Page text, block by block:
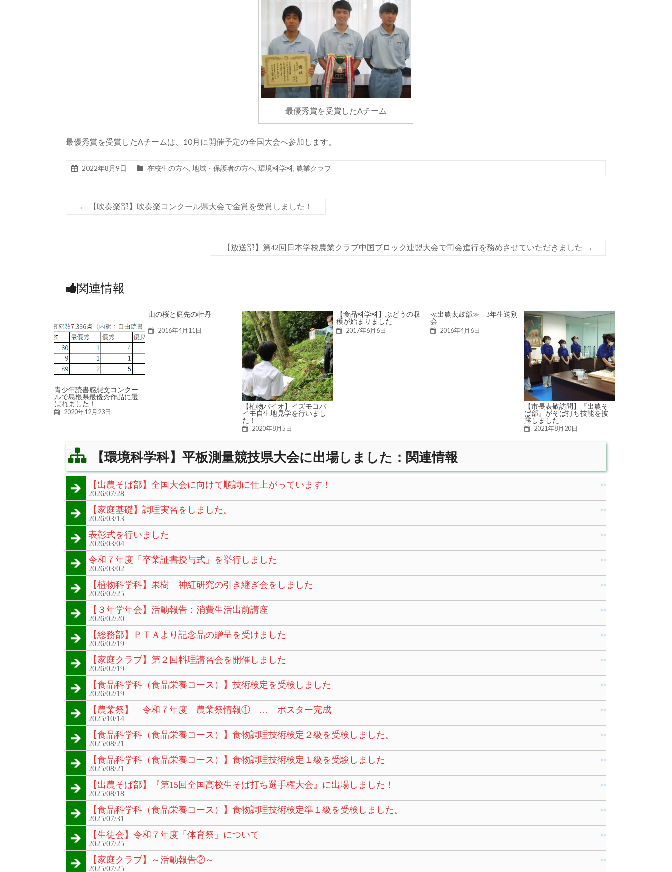
最優秀賞を受賞したAチーム
最優秀賞を受賞したAチームは、10月に開催予定の全国大会へ参加します。
2022年8月9日 在校生の方へ, 地域・保護者の方へ, 環境科学科, 農業クラブ
← 【吹奏楽部】吹奏楽コンクール県大会で金賞を受賞しました！
【放送部】第42回日本学校農業クラブ中国ブロック連盟大会で司会進行を務めさせていただきました →
関連情報
青少年読書感想文コンクー
ルで島根県最優秀作品に選
ばれました！
2020年12月23日
山の桜と庭先の牡丹
2016年4月11日
【植物バイオ】イズモコバ
イモ自生地見学を行いまし
た！
2020年8月5日
【食品科学科】ぶどうの収
穫が始まりました
2017年6月6日
≪出農太鼓部≫ 3年生送別
会
2016年4月6日
【市長表敬訪問】『出農そ
ば部』がそば打ち技能を披
露しました
2021年8月20日
【環境科学科】平板測量競技県大会に出場しました：関連情報
【出農そば部】全国大会に向けて順調に仕上がっています！
2026/07/28
【家庭基礎】調理実習をしました。
2026/03/13
表彰式を行いました
2026/03/04
令和７年度「卒業証書授与式」を挙行しました
2026/03/02
【植物科学科】果樹 神紅研究の引き継ぎ会をしました
2026/02/25
【３年学年会】活動報告：消費生活出前講座
2026/02/20
【総務部】ＰＴＡより記念品の贈呈を受けました
2026/02/19
【家庭クラブ】第２回料理講習会を開催しました
2026/02/19
【食品科学科（食品栄養コース）】技術検定を受検しました
2026/02/19
【農業祭】 令和７年度 農業祭情報① … ポスター完成
2025/10/14
【食品科学科（食品栄養コース）】食物調理技術検定２級を受検しました。
2025/08/21
【食品科学科（食品栄養コース）】食物調理技術検定１級を受験しました
2025/08/21
【出農そば部】『第15回全国高校生そば打ち選手権大会』に出場しました！
2025/08/18
【食品科学科（食品栄養コース）】食物調理技術検定準１級を受検しました。
2025/07/31
【生徒会】令和７年度「体育祭」について
2025/07/25
【家庭クラブ】～活動報告②～
2025/07/25